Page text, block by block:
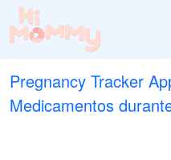
Pregnancy Tracker
Medicamentos